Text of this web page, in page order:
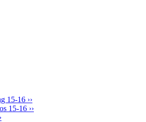
15-16 ››
15-16 ››